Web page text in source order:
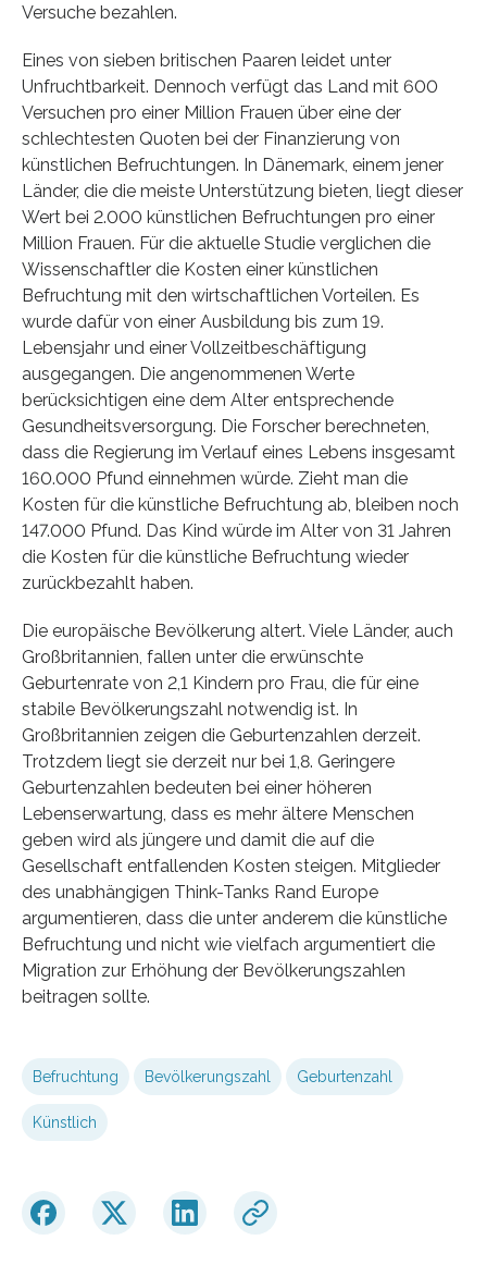
Versuche bezahlen.
Eines von sieben britischen Paaren leidet unter
Unfruchtbarkeit. Dennoch verfügt das Land mit 600
Versuchen pro einer Million Frauen über eine der
schlechtesten Quoten bei der Finanzierung von
künstlichen Befruchtungen. In Dänemark, einem jener
Länder, die die meiste Unterstützung bieten, liegt dieser
Wert bei 2.000 künstlichen Befruchtungen pro einer
Million Frauen. Für die aktuelle Studie verglichen die
Wissenschaftler die Kosten einer künstlichen
Befruchtung mit den wirtschaftlichen Vorteilen. Es
wurde dafür von einer Ausbildung bis zum 19.
Lebensjahr und einer Vollzeitbeschäftigung
ausgegangen. Die angenommenen Werte
berücksichtigen eine dem Alter entsprechende
Gesundheitsversorgung. Die Forscher berechneten,
dass die Regierung im Verlauf eines Lebens insgesamt
160.000 Pfund einnehmen würde. Zieht man die
Kosten für die künstliche Befruchtung ab, bleiben noch
147.000 Pfund. Das Kind würde im Alter von 31 Jahren
die Kosten für die künstliche Befruchtung wieder
zurückbezahlt haben.
Die europäische Bevölkerung altert. Viele Länder, auch
Großbritannien, fallen unter die erwünschte
Geburtenrate von 2,1 Kindern pro Frau, die für eine
stabile Bevölkerungszahl notwendig ist. In
Großbritannien zeigen die Geburtenzahlen derzeit.
Trotzdem liegt sie derzeit nur bei 1,8. Geringere
Geburtenzahlen bedeuten bei einer höheren
Lebenserwartung, dass es mehr ältere Menschen
geben wird als jüngere und damit die auf die
Gesellschaft entfallenden Kosten steigen. Mitglieder
des unabhängigen Think-Tanks Rand Europe
argumentieren, dass die unter anderem die künstliche
Befruchtung und nicht wie vielfach argumentiert die
Migration zur Erhöhung der Bevölkerungszahlen
beitragen sollte.
Befruchtung Bevölkerungszahl Geburtenzahl
Künstlich